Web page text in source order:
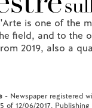
is one of the
field, and to the
2019, also a
- Newspaper registered
of 12/06/2017.